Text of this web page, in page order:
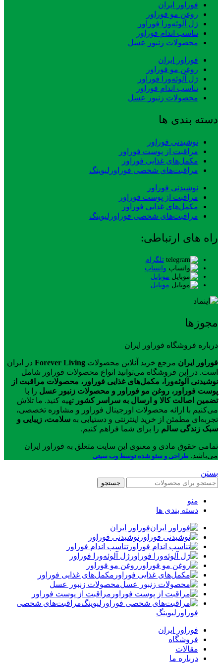
فوراور ایران
روغن مو فوراور
ژل آلوئه‌ورا فوراور
تناسب اندام فوراور
محصولات زنبور عسل
فوراور ایران
روغن مو فوراور
ژل آلوئه‌ورا فوراور
تناسب اندام فوراور
محصولات زنبور عسل
دسته بندی ها
نوشیدنی فوراور
مراقبت از پوست فوراور
مکمل‌های غذایی فوراور
مراقبت‌های شخصی فوراورلیوینگ
نوشیدنی فوراور
مراقبت از پوست فوراور
مکمل‌های غذایی فوراور
مراقبت‌های شخصی فوراورلیوینگ
راه های ارتباطی:
تلگرام
واتساپ
موبایل
موبایل
مجوزها
درباره فروشگاه فوراور ایران
فوراور ایران مرجع خرید آنلاین محصولات Forever Living در ایران
است. در این فروشگاه می‌توانید انواع محصولات فوراور شامل
نوشیدنی آلوئه‌ورا، مکمل‌های غذایی فوراور، محصولات مراقبت از
پوست فوراور، روغن مو فوراور و محصولات زنبور عسل را با
تضمین اصالت کالا و ارسال به سراسر کشور تهیه کنید. ما تلاش
می‌کنیم با ارائه محصولات اورجینال فوراور و مشاوره تخصصی،
تجربه‌ای مطمئن از خرید اینترنتی و دستیابی به سلامت، زیبایی و
سبک زندگی سالم را برای شما فراهم کنیم.
تمامی حقوق مادی و معنوی این سایت متعلق به فوراور ایران
می‌باشد. طراحی و سئو شده توسط وب سیتی
بستن
جستجو
منو
دسته بندی ها
فوراور ایران
نوشیدنی فوراور
تناسب اندام فوراور
ژل آلوئه‌ورا فوراور
روغن مو فوراور
مکمل‌های غذایی فوراور
محصولات زنبور عسل
مراقبت از پوست فوراور
مراقبت‌های شخصی
فوراورلیوینگ
فوراور ایران
فروشگاه
مقالات
درباره ما